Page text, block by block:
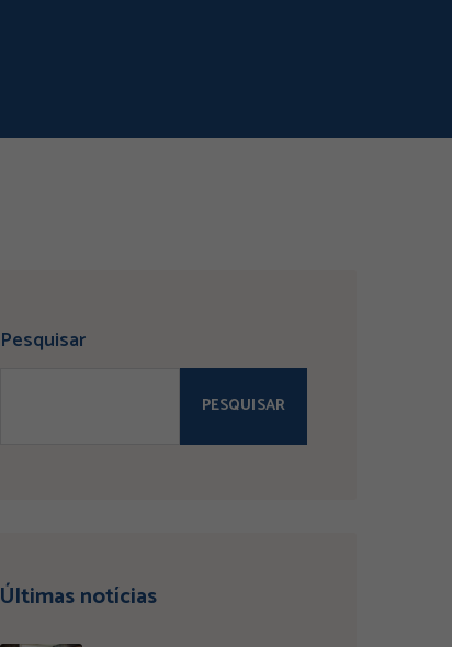
Pesquisar
PESQUISAR
Últimas notícias